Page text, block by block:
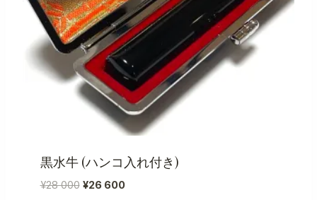
黒水牛 (ハンコ入れ付き)
¥28 000 元
¥26 600現